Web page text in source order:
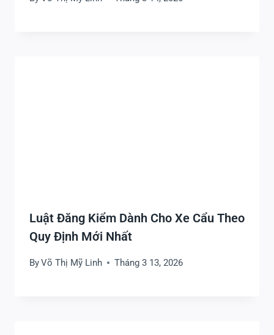
Luật Đăng Kiểm Dành Cho Xe Cẩu Theo
Quy Định Mới Nhất
ByVõ Thị Mỹ Linh Tháng 3 13, 2026